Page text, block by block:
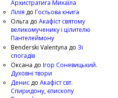
Архистратига Михаїла
Лілія до Гостьова книга
Ольга до Акафіст святому
великомученику і цілителю
Пантелеймону
Benderski Valentyna до Зі
спогадів
Оксана до Ігор Соневицький.
Духовні твори
Денис до Акафіст свт.
Спиридону, єпископу